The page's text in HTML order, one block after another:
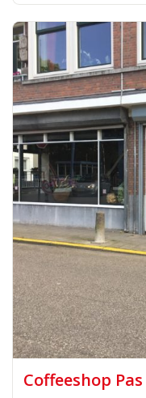
Coffeeshop